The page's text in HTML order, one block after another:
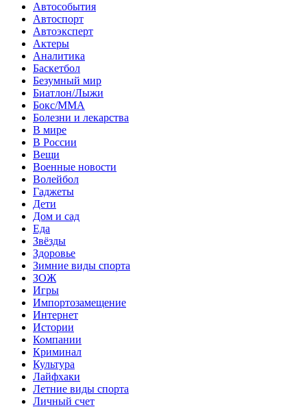
Автособытия
Автоспорт
Автоэксперт
Актеры
Аналитика
Баскетбол
Безумный мир
Биатлон/Лыжи
Бокс/MMA
Болезни и лекарства
В мире
В России
Вещи
Военные новости
Волейбол
Гаджеты
Дети
Дом и сад
Еда
Звёзды
Здоровье
Зимние виды спорта
ЗОЖ
Игры
Импортозамещение
Интернет
Истории
Компании
Криминал
Культура
Лайфхаки
Летние виды спорта
Личный счет